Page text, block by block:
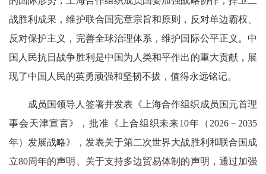
战胜利成果，维护联合国宪章宗旨和原则，反对单边霸权、
反对保护主义，完善全球治理体系，维护国际公平正义。中
国人民抗日战争胜利是中国为人类和平作出的重大贡献，展
现了中国人民的英勇顽强和坚韧不拔，值得永远铭记。
成员国领导人签署并发表《上海合作组织成员国元首理
事会天津宣言》，批准《上合组织未来10年（2026－2035
年）发展战略》，发表关于第二次世界大战胜利和联合国成
立80周年的声明、关于支持多边贸易体制的声明，通过加强